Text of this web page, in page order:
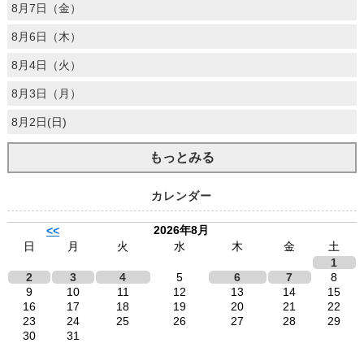
8月7日（金）
8月6日（木）
8月4日（火）
8月3日（月）
8月2日(日)
もっとみる
カレンダー
<<
2026年8月
日
月 火 水 木 金
土
1
2
3 4 5 6 7
8
9
10 11 12 13 14
15
16
17 18 19 20 21
22
23
24 25 26 27 28
29
30
31